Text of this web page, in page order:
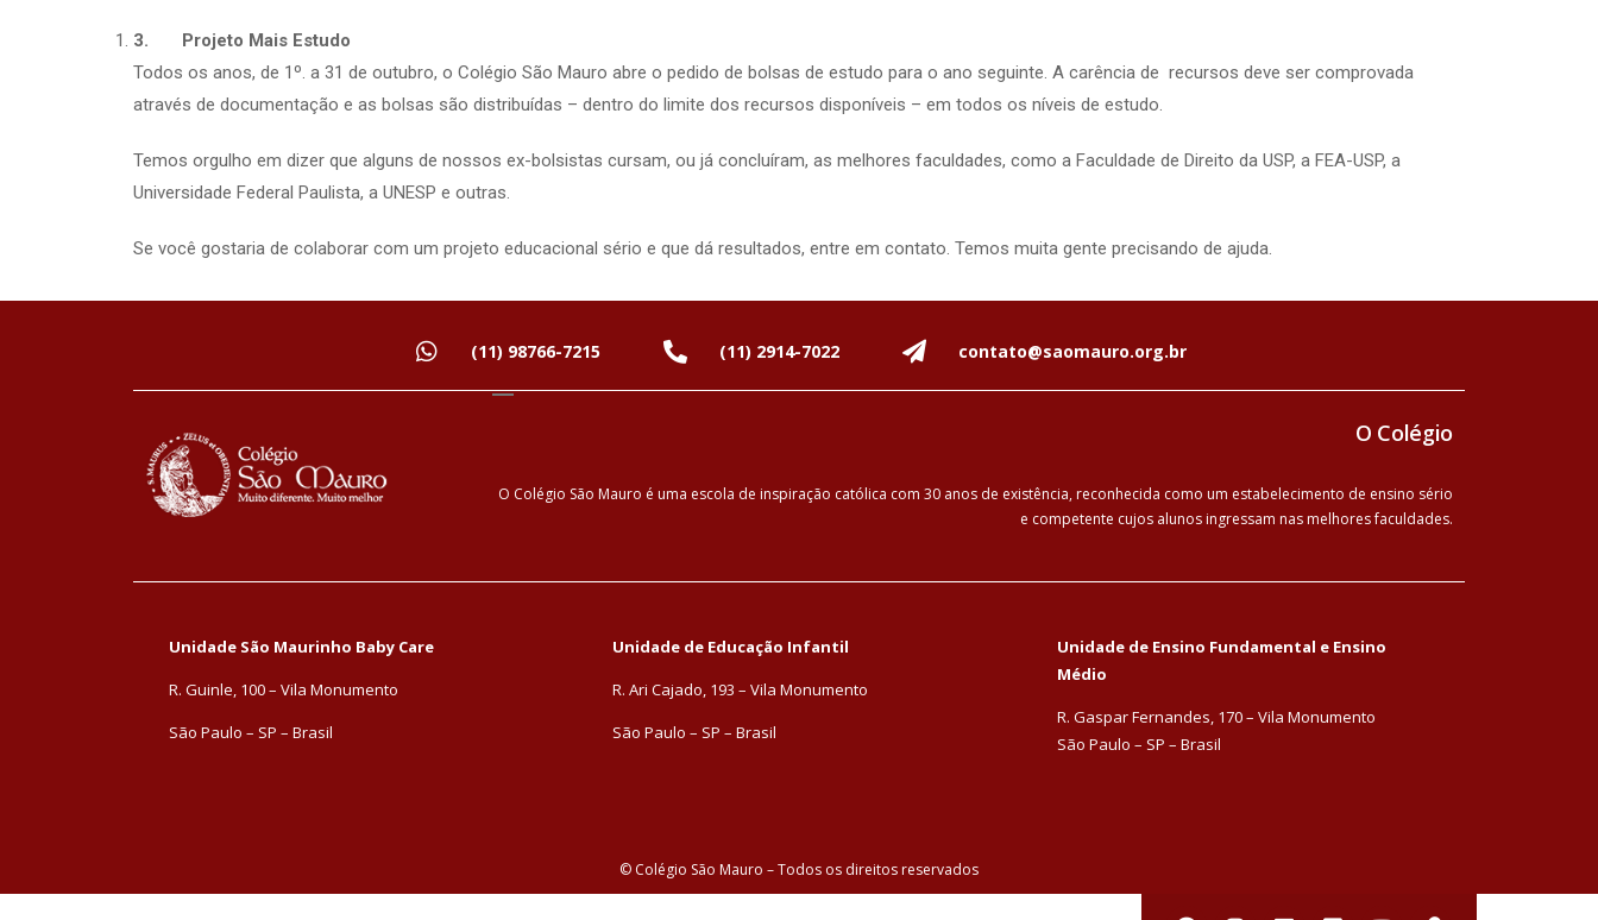
3. Projeto Mais Estudo
Todos os anos, de 1º. a 31 de outubro, o Colégio São Mauro abre o pedido de bolsas de estudo para o ano seguinte. A carência de recursos deve ser comprovada
através de documentação e as bolsas são distribuídas – dentro do limite dos recursos disponíveis – em todos os níveis de estudo.
Temos orgulho em dizer que alguns de nossos ex-bolsistas cursam, ou já concluíram, as melhores faculdades, como a Faculdade de Direito da USP, a FEA-USP, a
Universidade Federal Paulista, a UNESP e outras.
Se você gostaria de colaborar com um projeto educacional sério e que dá resultados, entre em contato. Temos muita gente precisando de ajuda.
(11) 98766-7215 (11) 2914-7022 contato@saomauro.org.br
O Colégio
O Colégio São Mauro é uma escola de inspiração católica com 30 anos de existência, reconhecida como um estabelecimento de ensino sério
e competente cujos alunos ingressam nas melhores faculdades.
Unidade São Maurinho Baby Care
R. Guinle, 100 – Vila Monumento
São Paulo – SP – Brasil
Unidade de Educação Infantil
R. Ari Cajado, 193 – Vila Monumento
São Paulo – SP – Brasil
Unidade de Ensino Fundamental e Ensino
Médio
R. Gaspar Fernandes, 170 – Vila Monumento
São Paulo – SP – Brasil
© Colégio São Mauro – Todos os direitos reservados